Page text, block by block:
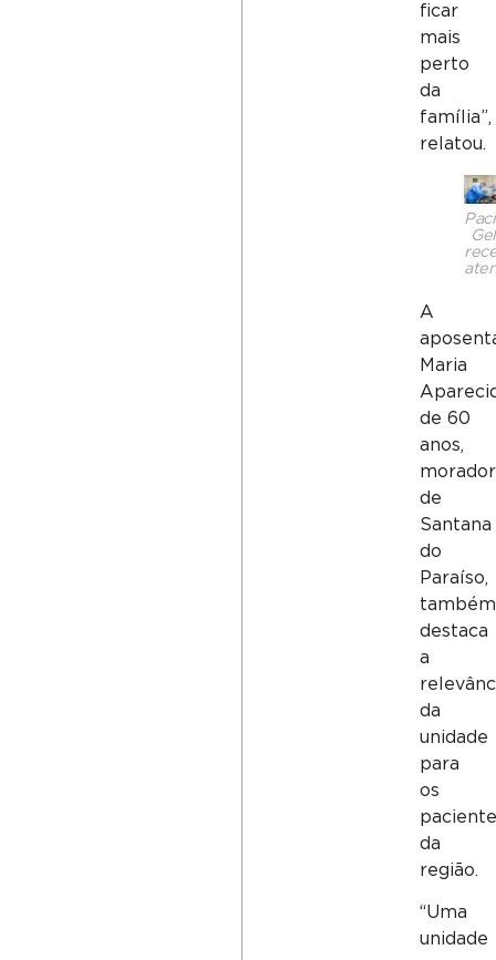
ficar
mais
perto
da
família”,
relatou.
A
Maria
de 60
anos,
de
Santana
do
Paraíso,
também
destaca
a
da
unidade
para
os
da
região.
“Uma
unidade